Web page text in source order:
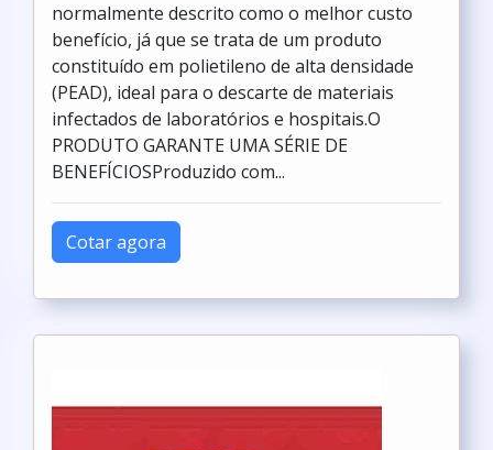
normalmente descrito como o melhor custo
benefício, já que se trata de um produto
constituído em polietileno de alta densidade
(PEAD), ideal para o descarte de materiais
infectados de laboratórios e hospitais.O
PRODUTO GARANTE UMA SÉRIE DE
BENEFÍCIOSProduzido com...
Cotar agora